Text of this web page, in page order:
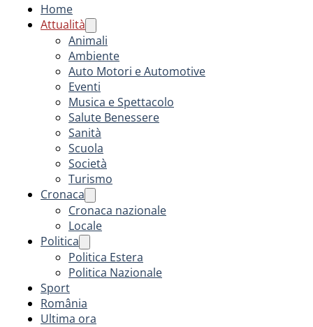
Home
Attualità
Animali
Ambiente
Auto Motori e Automotive
Eventi
Musica e Spettacolo
Salute Benessere
Sanità
Scuola
Società
Turismo
Cronaca
Cronaca nazionale
Locale
Politica
Politica Estera
Politica Nazionale
Sport
România
Ultima ora